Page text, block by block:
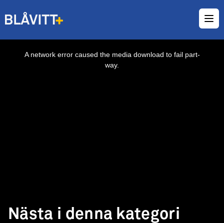
A network error caused the media download to fail part-
way.
Nästa i denna kategori